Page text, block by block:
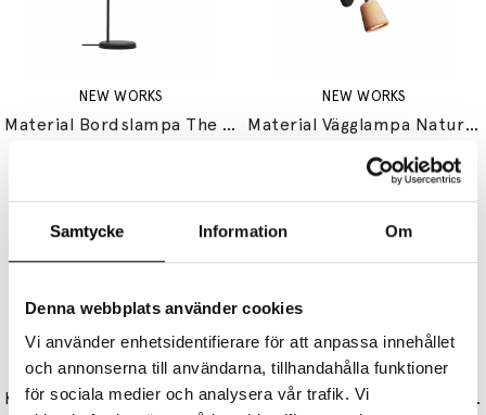
Samtycke Information Om
Denna webbplats använder cookies
Vi använder enhetsidentifierare för att anpassa innehållet
och annonserna till användarna, tillhandahålla funktioner
för sociala medier och analysera vår trafik. Vi
NEW WORKS
Material Bordslampa The Black Sheep Edition
NEW WORKS
Material Vägglampa Natural Cork
2959 kr
NEW WORKS
Karl-Johan Pendel Small Opal Glass
NEW WORKS
Margin Portable Bordslampa White Canvas